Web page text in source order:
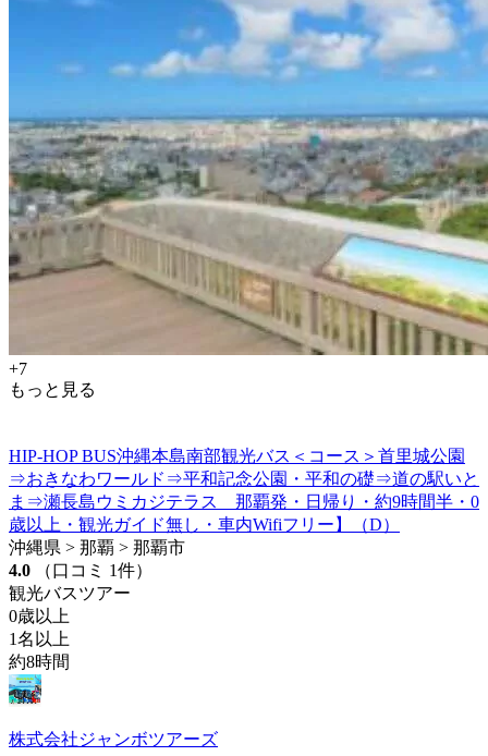
+7
もっと見る
HIP-HOP BUS沖縄本島南部観光バス＜コース＞首里城公園
⇒おきなわワールド⇒平和記念公園・平和の礎⇒道の駅いと
ま⇒瀬長島ウミカジテラス 那覇発・日帰り・約9時間半・0
歳以上・観光ガイド無し・車内Wifiフリー】（D）
沖縄県 > 那覇 > 那覇市
4.0
（口コミ 1件）
観光バスツアー
0歳以上
1名以上
約8時間
株式会社ジャンボツアーズ